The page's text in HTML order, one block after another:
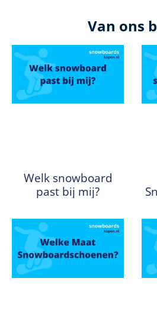
Van ons
Welk snowboard
past bij mij?